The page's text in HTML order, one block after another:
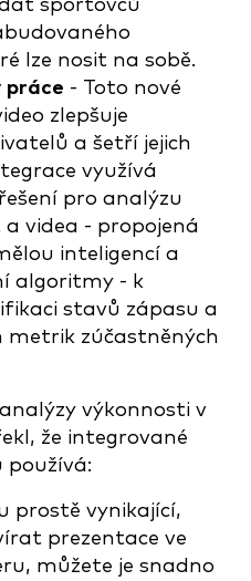
sportovců
lze nosit na sobě.
práce - Toto nové
zlepšuje
a šetří jejich
využívá
pro analýzu
videa - propojená
inteligencí a
algoritmy - k
stavů zápasu a
metrik zúčastněných
výkonnosti v
že integrované
používá:
prostě vynikající,
prezentace ve
můžete je snadno